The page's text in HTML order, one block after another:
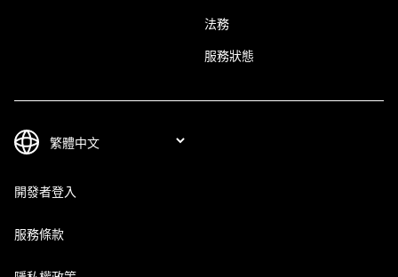
法務
服務狀態
開發者登入
服務條款